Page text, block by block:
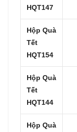
HQT147
Hộp Quà
Tết
HQT154
Hộp Quà
Tết
HQT144
Hộp Quà